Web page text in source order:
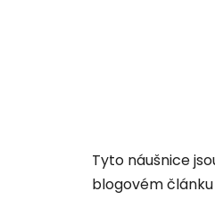
Tyto náušnice
blogovém článku